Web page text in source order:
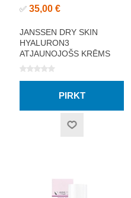
✅ 35,00 €
JANSSEN DRY SKIN
HYALURON3
ATJAUNOJOŠS KRĒMS
50ML